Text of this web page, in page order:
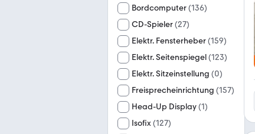
Bordcomputer(136)
CD-Spieler(27)
Elektr. Fensterheber(159)
Elektr. Seitenspiegel(123)
Elektr. Sitzeinstellung (0)
Freisprecheinrichtung (157)
Head-Up Display(1)
Isofix(127)